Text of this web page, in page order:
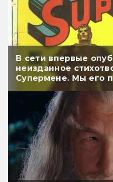
В сети впервые
неизданное
Супермене. Мы его